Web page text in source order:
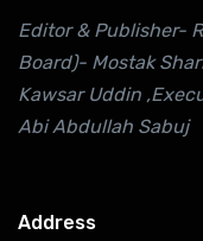
Editor & Publisher-
Board)- Mostak
Kawsar Uddin
Abi Abdullah Sabuj
Address